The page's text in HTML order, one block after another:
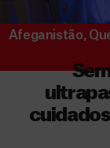
Afeganistão,